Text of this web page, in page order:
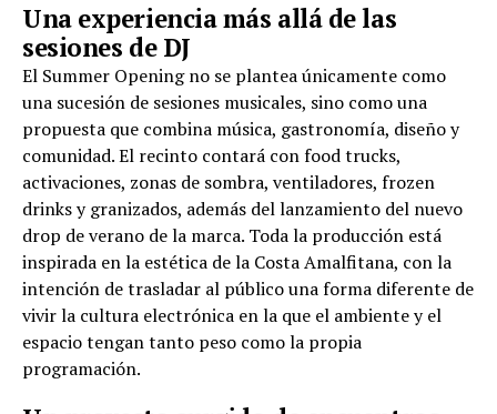
Una experiencia más allá de las
sesiones de DJ
El Summer Opening no se plantea únicamente como
una sucesión de sesiones musicales, sino como una
propuesta que combina música, gastronomía, diseño y
comunidad. El recinto contará con food trucks,
activaciones, zonas de sombra, ventiladores, frozen
drinks y granizados, además del lanzamiento del nuevo
drop de verano de la marca. Toda la producción está
inspirada en la estética de la Costa Amalfitana, con la
intención de trasladar al público una forma diferente de
vivir la cultura electrónica en la que el ambiente y el
espacio tengan tanto peso como la propia
programación.